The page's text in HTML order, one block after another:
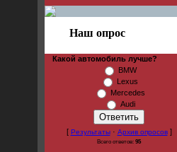
Наш опрос
Какой автомобиль лучше?
BMW
Lexus
Mercedes
Audi
[ Результаты· Архив опросов]
Всего ответов: 95